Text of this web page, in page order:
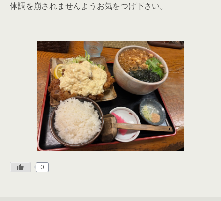
体調を崩されませんようお気をつけ下さい。
0